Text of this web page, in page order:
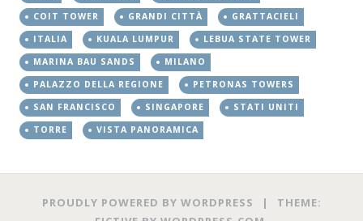
COIT TOWER
GRANDI CITTÀ
GRATTACIELI
ITALIA
KUALA LUMPUR
LEBUA STATE TOWER
MARINA BAU SANDS
MILANO
PALAZZO DELLA REGIONE
PETRONAS TOWERS
SAN FRANCISCO
SINGAPORE
STATI UNITI
TORRE
VISTA PANORAMICA
PROUDLY POWERED BY WORDPRESS |
THEME: